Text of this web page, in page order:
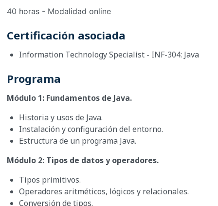
40 horas - Modalidad online
Certificación asociada
Information Technology Specialist - INF-304: Java
Programa
Módulo 1: Fundamentos de Java.
Historia y usos de Java.
Instalación y configuración del entorno.
Estructura de un programa Java.
Módulo 2: Tipos de datos y operadores.
Tipos primitivos.
Operadores aritméticos, lógicos y relacionales.
Conversión de tipos.